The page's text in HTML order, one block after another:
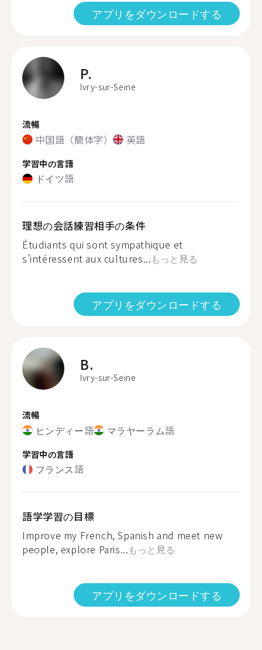
アプリをダウンロードする
P.
Ivry-sur-Seine
流暢
中国語（簡体字） 英語
学習中の言語
ドイツ語
理想の会話練習相手の条件
Étudiants qui sont sympathique et
s’intéressent aux cultures...もっと見る
アプリをダウンロードする
B.
Ivry-sur-Seine
流暢
ヒンディー語 マラヤーラム語
学習中の言語
フランス語
語学学習の目標
Improve my French, Spanish and meet new
people, explore Paris...もっと見る
アプリをダウンロードする